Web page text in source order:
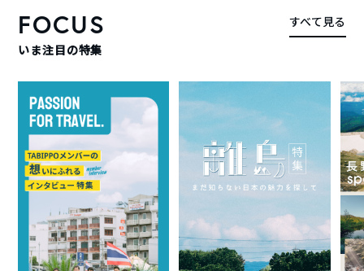
FOCUS
いま注目の特集
すべて見る